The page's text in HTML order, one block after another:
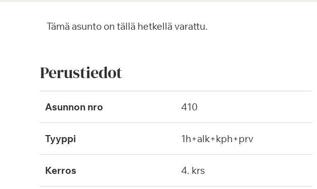
Tämä asunto on tällä hetkellä varattu.
Perustiedot
Asunnon nro 410
Tyyppi 1h+alk+kph+prv
Kerros 4. krs